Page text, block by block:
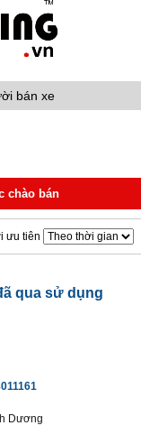
bán xe
chào bán
ưu tiên
qua sử dụng
Dương